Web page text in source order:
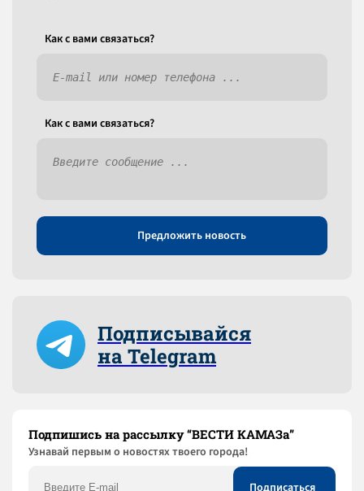
Как c вами связаться?
Как c вами связаться?
Предложить новость
Подписывайся
на Telegram
Подпишись на рассылку “ВЕСТИ КАМАЗа”
Узнaвай первым о новостях твоего города!